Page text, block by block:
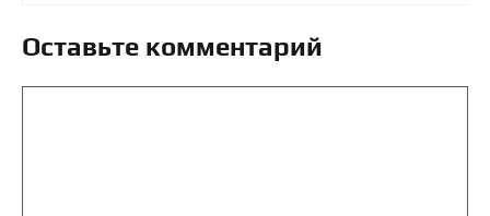
Оставьте комментарий